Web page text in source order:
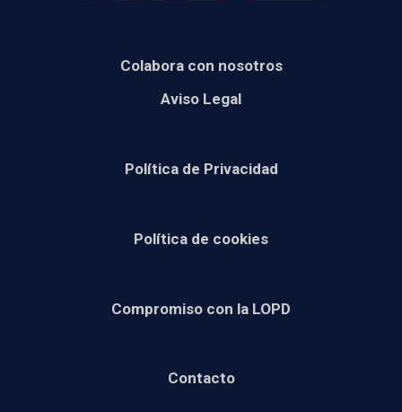
Colabora con nosotros
Aviso Legal
Política de Privacidad
Política de cookies
Compromiso con la LOPD
Contacto